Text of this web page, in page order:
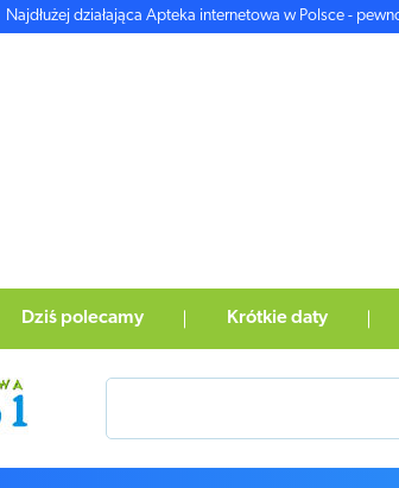
Najdłużej działająca Apteka internetowa w Polsce -
Dziś polecamy Krótkie daty